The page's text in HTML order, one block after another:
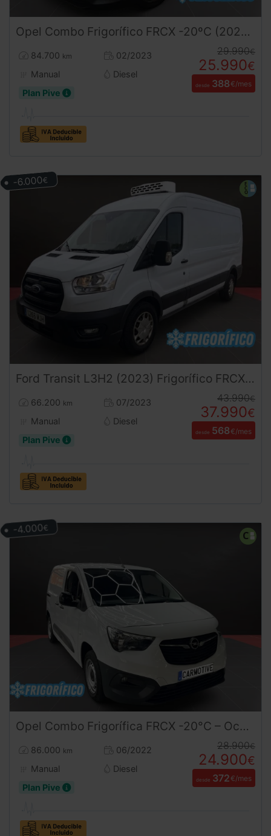
Opel Combo Frigorífico FRCX -20ºC (2023) | Equipo de Frío e Isotermo Oculto Nuevo a estrenar | Desde 388€/mes
84.700 km
02/2023
Manual
Diesel
Plan Pive
29.990€
25.990€
desde 388€/mes
Ford Transit L3H2 (2023) Frigorífico FRCX -20ºC | Equipo de Frío e Isotermo Nuevo a Estrenar | MHEV Etiqueta ECO | Desde 570€/mes
66.200 km
07/2023
Manual
Diesel
Plan Pive
43.990€
37.990€
desde 568€/mes
-6.000€
Opel Combo Frigorífica FRCX -20°C – Ocasión con Frío Oculto e Isotermo a Estrenar ¡DESDE 379 € al mes sin entrada!
86.000 km
06/2022
Manual
Diesel
Plan Pive
28.900€
24.900€
desde 372€/mes
-4.000€